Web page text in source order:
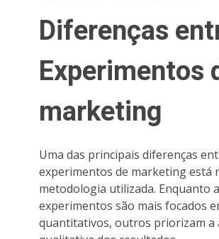
Diferenças
Experimentos
marketing
Uma das principais diferenças
experimentos de marketing está
metodologia utilizada. Enquanto
experimentos são mais focados
quantitativos, outros priorizam a